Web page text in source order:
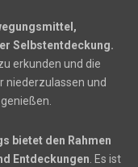
Selbstentdeckung.
erkunden und die
niederzulassen und
bietet den Rahmen
Entdeckungen . Es ist